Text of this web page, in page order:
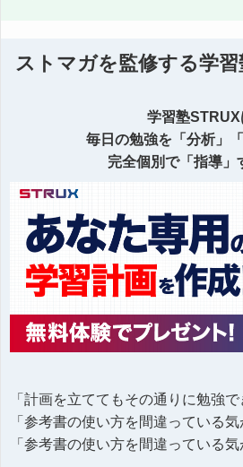
ストマガを監修する学習
学習塾STRUX
毎日の勉強を「分析」「
完全個別で「指導」
「計画を立ててもその通りに勉強で
「参考書の使い方を間違っている気
「参考書の使い方を間違っている気